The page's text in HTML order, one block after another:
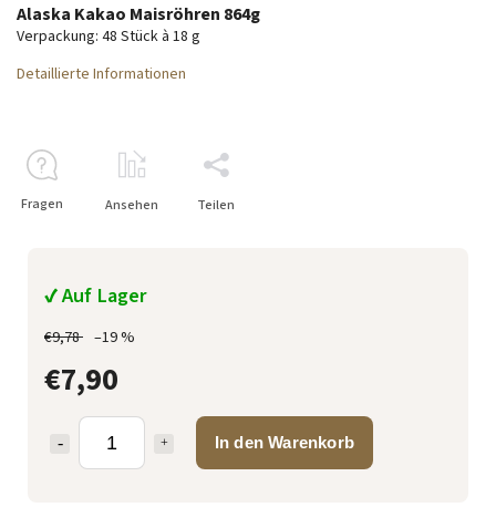
€9,78 –19 %
€7,90
In den Warenkorb
✔ Auf Lager
Alaska Kakao Maisröhren 864g
Verpackung: 48 Stück à 18 g
Detaillierte Informationen
Fragen Ansehen Teilen